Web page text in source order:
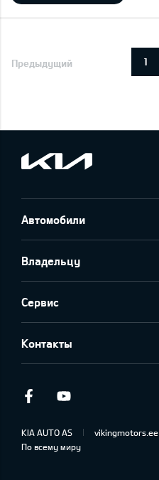
Предыдущий 1
Автомобили
Владельцу
Сервис
Контакты
Facebook
KIA AUTO AS vikingmotors.ee
По всему миру